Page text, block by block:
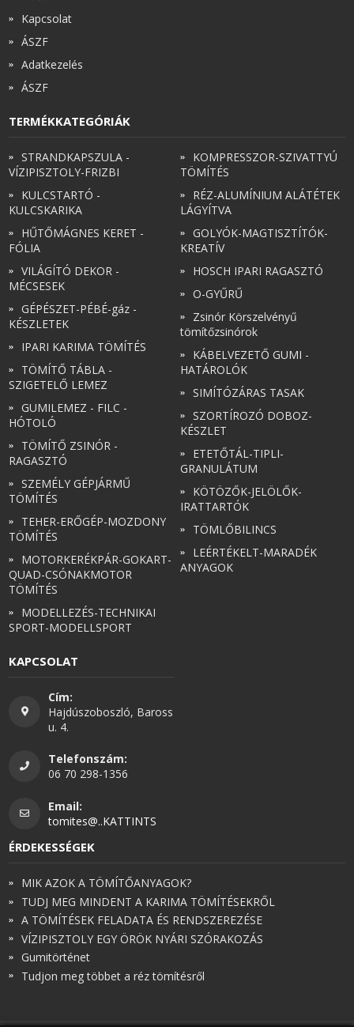
Kapcsolat
ÁSZF
Adatkezelés
ÁSZF
TERMÉKKATEGÓRIÁK
STRANDKAPSZULA -
VÍZIPISZTOLY-FRIZBI
KULCSTARTÓ -
KULCSKARIKA
HŰTŐMÁGNES KERET -
FÓLIA
VILÁGÍTÓ DEKOR -
MÉCSESEK
GÉPÉSZET-PÉBÉ-gáz -
KÉSZLETEK
IPARI KARIMA TÖMÍTÉS
TÖMÍTŐ TÁBLA -
SZIGETELŐ LEMEZ
GUMILEMEZ - FILC -
HÓTOLÓ
TÖMÍTŐ ZSINÓR -
RAGASZTÓ
SZEMÉLY GÉPJÁRMŰ
TÖMÍTÉS
TEHER-ERŐGÉP-MOZDONY
TÖMÍTÉS
MOTORKERÉKPÁR-GOKART-
QUAD-CSÓNAKMOTOR
TÖMÍTÉS
MODELLEZÉS-TECHNIKAI
SPORT-MODELLSPORT
KOMPRESSZOR-SZIVATTYÚ
TÖMÍTÉS
RÉZ-ALUMÍNIUM ALÁTÉTEK
LÁGYÍTVA
GOLYÓK-MAGTISZTÍTÓK-
KREATÍV
HOSCH IPARI RAGASZTÓ
O-GYŰRŰ
Zsinór Körszelvényű
tömítőzsinórok
KÁBELVEZETŐ GUMI -
HATÁROLÓK
SIMÍTÓZÁRAS TASAK
SZORTÍROZÓ DOBOZ-
KÉSZLET
ETETŐTÁL-TIPLI-
GRANULÁTUM
KÖTÖZŐK-JELÖLŐK-
IRATTARTÓK
TÖMLŐBILINCS
LEÉRTÉKELT-MARADÉK
ANYAGOK
KAPCSOLAT
Cím:
Hajdúszoboszló, Baross
u. 4.
Telefonszám:
06 70 298-1356
Email:
tomites@..KATTINTS
ÉRDEKESSÉGEK
MIK AZOK A TÖMÍTŐANYAGOK?
TUDJ MEG MINDENT A KARIMA TÖMÍTÉSEKRŐL
A TÖMÍTÉSEK FELADATA ÉS RENDSZEREZÉSE
VÍZIPISZTOLY EGY ÖRÖK NYÁRI SZÓRAKOZÁS
Gumitörténet
Tudjon meg többet a réz tömítésről